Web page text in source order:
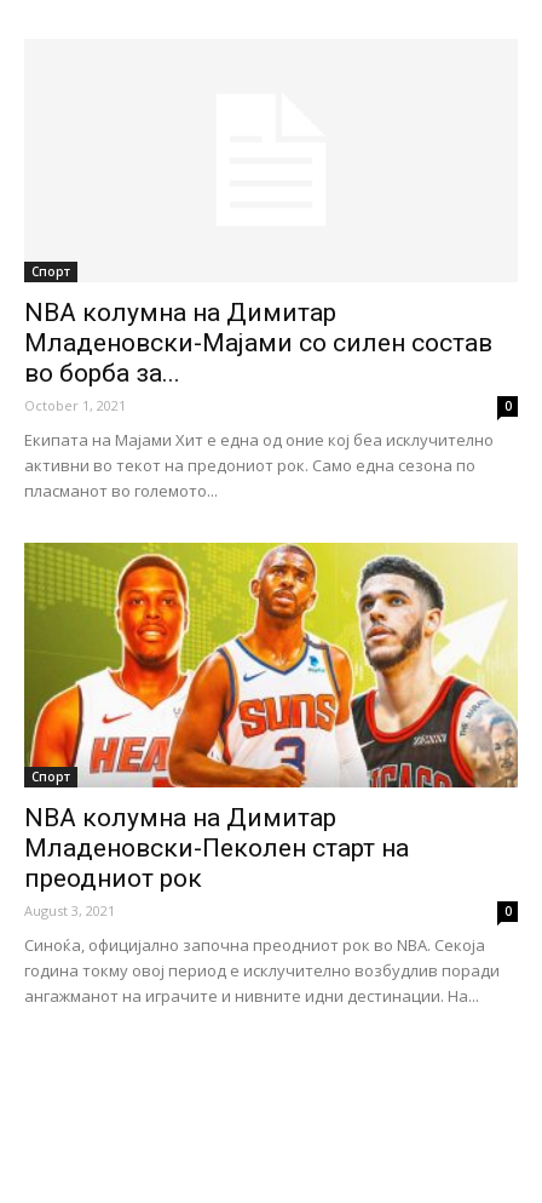
Спорт
NBA колумна на Димитар
Младеновски-Мајами со силен состав
во борба за...
October 1, 2021 0
Екипата на Мајами Хит е една од оние кој беа исклучително
активни во текот на предониот рок. Само една сезона по
пласманот во големото...
Спорт
NBA колумна на Димитар
Младеновски-Пеколен старт на
преодниот рок
August 3, 2021 0
Синоќа, официјално започна преодниот рок во NBA. Секоја
година токму овој период е исклучително возбудлив поради
ангажманот на играчите и нивните идни дестинации. На...